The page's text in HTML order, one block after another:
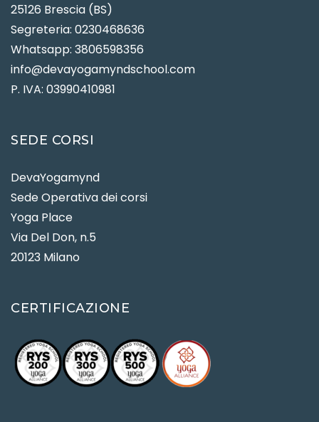
25126 Brescia (BS)
Segreteria: 0230468636
Whatsapp: 3806598356
info@devayogamyndschool.com
P. IVA: 03990410981
SEDE CORSI
DevaYogamynd
Sede Operativa dei corsi
Yoga Place
Via Del Don, n.5
20123 Milano
CERTIFICAZIONE